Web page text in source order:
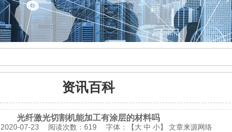
资讯百科
光纤激光切割机能加工有涂层的材料吗
2020-07-23 阅读次数： 619 字体：【 大 中 小】 文章来源网络